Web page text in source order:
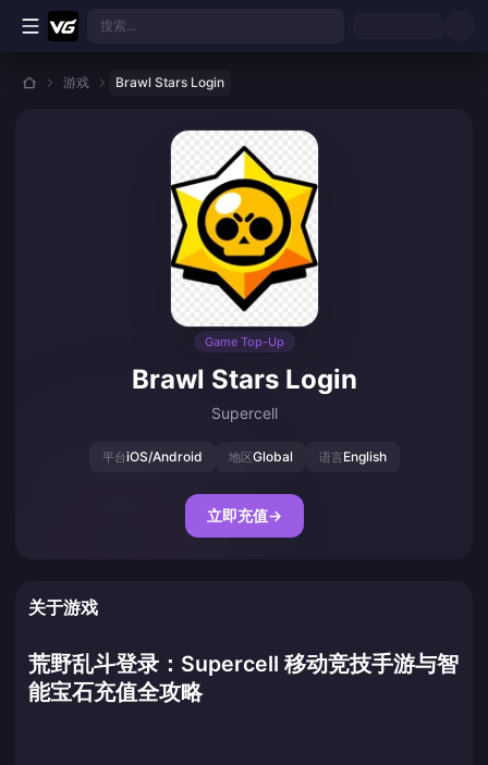
跳转至主要内容
搜索...
游戏 Brawl Stars Login
Game Top-Up
Brawl Stars Login
Supercell
平台iOS/Android 地区Global 语言English
立即充值→
关于游戏
荒野乱斗登录：Supercell 移动竞技手游与智
能宝石充值全攻略